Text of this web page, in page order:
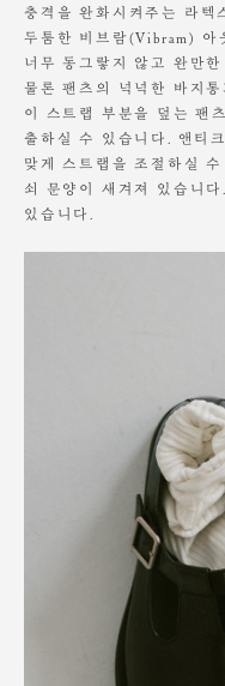
물에 노출되었을 경우 충분
마른 헝겁으로 닦아주시고,
니다.
솔을 이용하여 자주 닦아주시
충격을 완화시켜주는 라텍
두툼한 비브람(Vibram) 아
너무 동그랗지 않고 완만
물론 팬츠의 넉넉한 바지
이 스트랩 부분을 덮는 팬
출하실 수 있습니다. 앤티
맞게 스트랩을 조절하실
쇠 문양이 새겨져 있습니
있습니다.